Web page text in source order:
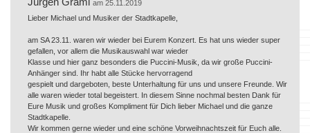
am 25.11.2019
Lieber Michael und Musiker der Stadtkapelle,
am SA 23.11. waren wir wieder bei Eurem Konzert. Es hat uns wieder super
gefallen, vor allem die Musikauswahl war wieder
Klasse und hier ganz besonders die Puccini-Musik, da wir große Puccini-
Anhänger sind. Ihr habt alle Stücke hervorragend
gespielt und dargeboten, beste Unterhaltung für uns und unsere Freunde. Wir
alle waren wieder total begeistert. In diesem Sinne nochmal besten Dank für
Eure Musik und großes Kompliment für Dich lieber Michael und die ganze
Stadtkapelle.
Wir kommen gerne wieder und eine schöne Vorweihnachtszeit für Euch alle.